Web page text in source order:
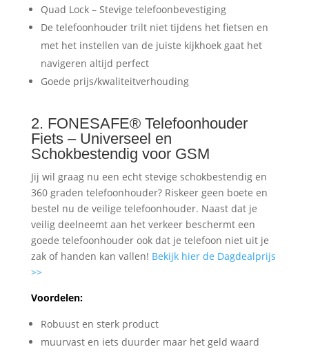
Quad Lock – Stevige telefoonbevestiging
De telefoonhouder trilt niet tijdens het fietsen en
met het instellen van de juiste kijkhoek gaat het
navigeren altijd perfect
Goede prijs/kwaliteitverhouding
2. FONESAFE® Telefoonhouder
Fiets – Universeel en
Schokbestendig voor GSM
Jij wil graag nu een echt stevige schokbestendig en
360 graden telefoonhouder? Riskeer geen boete en
bestel nu de veilige telefoonhouder. Naast dat je
veilig deelneemt aan het verkeer beschermt een
goede telefoonhouder ook dat je telefoon niet uit je
zak of handen kan vallen! Bekijk hier de Dagdealprijs
>>
Voordelen:
Robuust en sterk product
muurvast en iets duurder maar het geld waard